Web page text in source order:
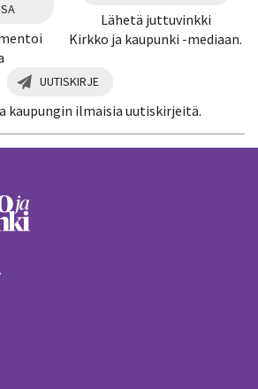
Lähetä juttuvinkki
Kirkko ja kaupunki -mediaan.
UUTISKIRJE
kaupungin ilmaisia uutiskirjeitä.